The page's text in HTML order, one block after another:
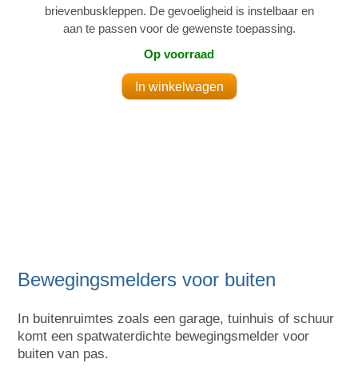
brievenbuskleppen. De gevoeligheid is instelbaar en
aan te passen voor de gewenste toepassing.
Op voorraad
Bewegingsmelders voor buiten
In buitenruimtes zoals een garage, tuinhuis of schuur
komt een spatwaterdichte bewegingsmelder voor
buiten van pas.